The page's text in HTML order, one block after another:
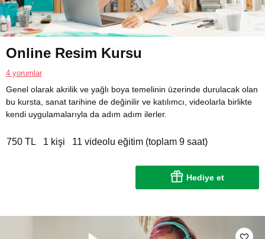
Online Resim Kursu
4 yorumlar
Genel olarak akrilik ve yağlı boya temelinin üzerinde durulacak olan
bu kursta, sanat tarihine de değinilir ve katılımcı, videolarla birlikte
kendi uygulamalarıyla da adım adım ilerler.
750 TL 1 kişi 11 videolu eğitim (toplam 9 saat)
Hediye et